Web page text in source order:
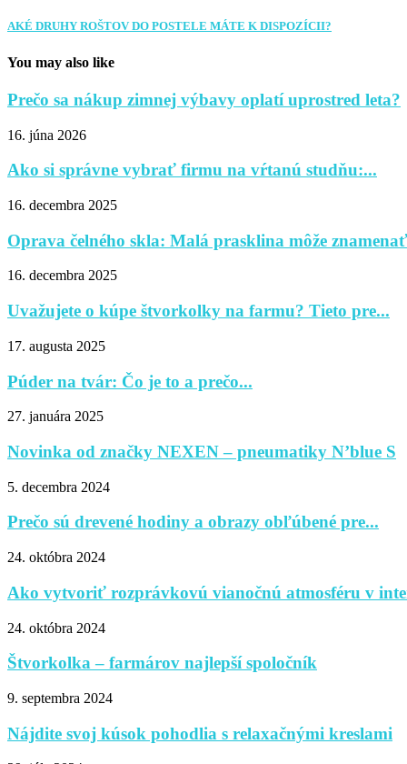
AKÉ DRUHY ROŠTOV DO POSTELE MÁTE K DISPOZÍCII?
You may also like
Prečo sa nákup zimnej výbavy oplatí uprostred leta?
16. júna 2026
Ako si správne vybrať firmu na vŕtanú studňu:...
16. decembra 2025
Oprava čelného skla: Malá prasklina môže
16. decembra 2025
Uvažujete o kúpe štvorkolky na farmu? Tieto pre...
17. augusta 2025
Púder na tvár: Čo je to a prečo...
27. januára 2025
Novinka od značky NEXEN – pneumatiky N’blue S
5. decembra 2024
Prečo sú drevené hodiny a obrazy obľúbené pre...
24. októbra 2024
Ako vytvoriť rozprávkovú vianočnú atmosféru v
24. októbra 2024
Štvorkolka – farmárov najlepší spoločník
9. septembra 2024
Nájdite svoj kúsok pohodlia s relaxačnými kreslami